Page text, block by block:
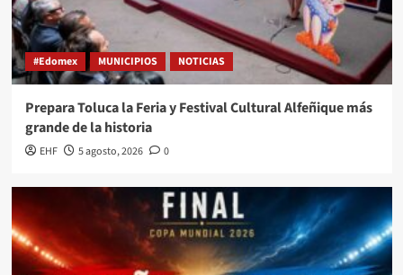
#Edomex MUNICIPIOS NOTICIAS
Prepara Toluca la Feria y Festival Cultural Alfeñique más
grande de la historia
EHF 5 agosto, 2026 0